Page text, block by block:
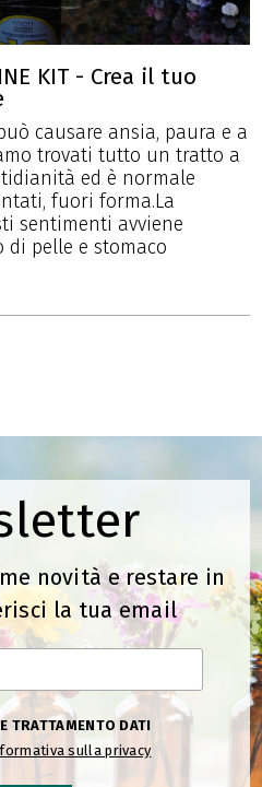
KIT - Crea il tuo
causare ansia, paura e a
trovati tutto un tratto a
ed è normale
fuori forma.La
sentimenti avviene
pelle e stomaco
novità e restare in
la tua email
TRATTAMENTO DATI
sulla privacy